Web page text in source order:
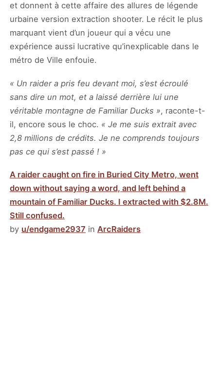
et donnent à cette affaire des allures de légende
urbaine version extraction shooter. Le récit le plus
marquant vient d’un joueur qui a vécu une
expérience aussi lucrative qu’inexplicable dans le
métro de Ville enfouie.
« Un raider a pris feu devant moi, s’est écroulé
sans dire un mot, et a laissé derrière lui une
véritable montagne de Familiar Ducks », raconte-t-
il, encore sous le choc. « Je me suis extrait avec
2,8 millions de crédits. Je ne comprends toujours
pas ce qui s’est passé ! »
A raider caught on fire in Buried City Metro, went
down without saying a word, and left behind a
mountain of Familiar Ducks. I extracted with $2.8M.
Still confused.
by u/endgame2937 in ArcRaiders